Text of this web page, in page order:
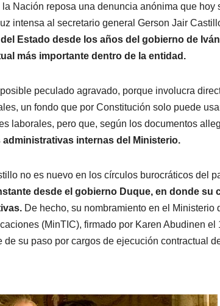
d
s
Nación reposa una denuncia anónima que hoy
intensa al secretario general Gerson Jair
Estado desde los años del gobierno de
más importante dentro de la entidad.
peculado agravado, porque involucra
un fondo que por Constitución solo puede
laborales, pero que, según los documentos
internas del Ministerio.
no es nuevo en los círculos burocráticos del
desde el gobierno Duque, en donde su
De hecho, su nombramiento en el Ministerio
(MinTIC), firmado por Karen Abudinen el
de su paso por cargos de ejecución contractual